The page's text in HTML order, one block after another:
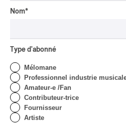
Anyma
CRITIQUE
Nom*
Type d'abonné
Mélomane
Professionnel industrie
Amateur-e /Fan
Contributeur-trice
Fournisseur
Artiste